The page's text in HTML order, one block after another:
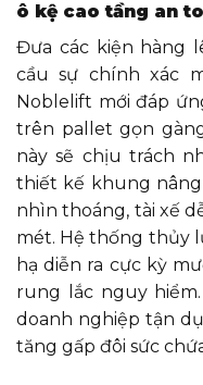
ô kệ cao tầng an
Đưa các kiện hàng
cầu sự chính xác
Noblelift mới đáp
trên pallet gọn
này sẽ chịu trách
thiết kế khung
nhìn thoáng, tài xế
mét. Hệ thống thủy
hạ diễn ra cực kỳ
rung lắc nguy
doanh nghiệp tận
tăng gấp đôi sức